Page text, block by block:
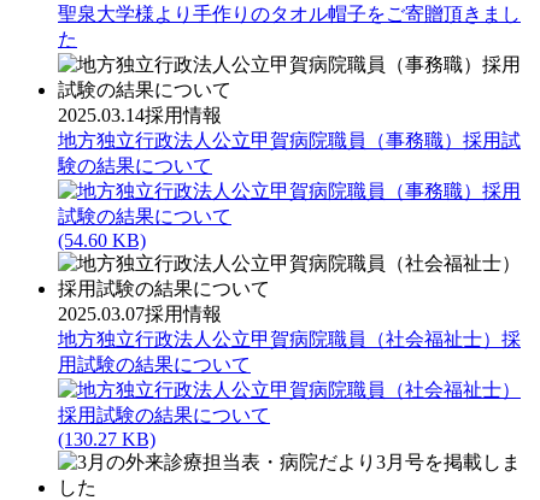
聖泉大学様より手作りのタオル帽子をご寄贈頂きまし
た
2025.03.14採用情報
地方独立行政法人公立甲賀病院職員（事務職）採用試
験の結果について
(54.60 KB)
2025.03.07採用情報
地方独立行政法人公立甲賀病院職員（社会福祉士）採
用試験の結果について
(130.27 KB)